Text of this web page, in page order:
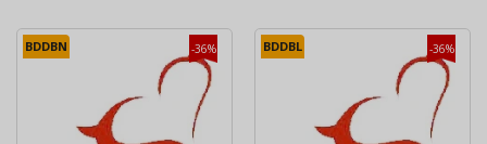
-36%
BDDBN -36%
BDDBL